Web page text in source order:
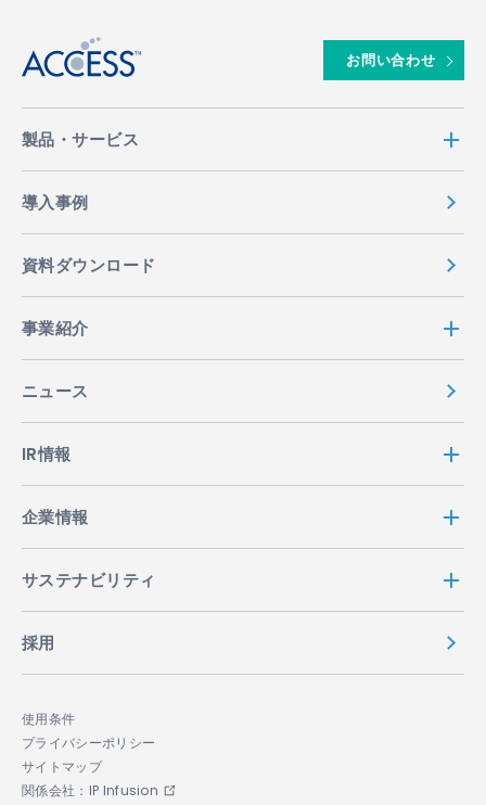
お問い合わせ
製品・サービス
導入事例
資料ダウンロード
事業紹介
ニュース
IR情報
企業情報
サステナビリティ
採用
使用条件
プライバシーポリシー
サイトマップ
関係会社：IP Infusion